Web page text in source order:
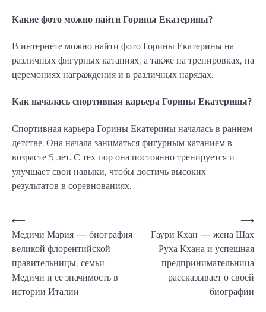
Какие фото можно найти Горины Екатерины?
В интернете можно найти фото Горины Екатерины на
различных фигурных катаниях, а также на тренировках, на
церемониях награждения и в различных нарядах.
Как началась спортивная карьера Горины Екатерины?
Спортивная карьера Горины Екатерины началась в раннем
детстве. Она начала заниматься фигурным катанием в
возрасте 5 лет. С тех пор она постоянно тренируется и
улучшает свои навыки, чтобы достичь высоких
результатов в соревнованиях.
Навигация
по
записям
⟵
Медичи Мария — биография
великой флорентийской
правительницы, семьи
Медичи и ее значимость в
истории Италии
Гаури Кхан — жена Шах
Руха Кхана и успешная
предпринимательница
рассказывает о своей
биографии
⟶